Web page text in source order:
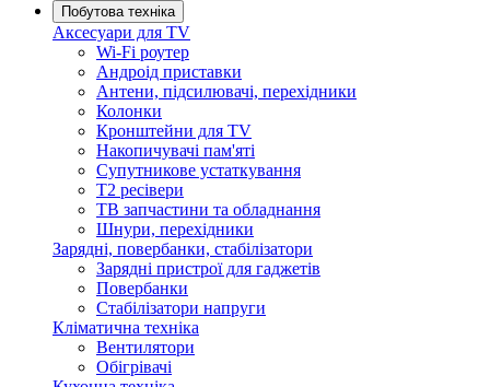
Побутова техніка
Аксесуари для TV
Wi-Fi роутер
Андроід приставки
Антени, підсилювачі, перехідники
Колонки
Кронштейни для TV
Накопичувачі пам'яті
Супутникове устаткування
Т2 ресівери
ТВ запчастини та обладнання
Шнури, перехідники
Зарядні, повербанки, стабілізатори
Зарядні пристрої для гаджетів
Повербанки
Стабілізатори напруги
Кліматична техніка
Вентилятори
Обігрівачі